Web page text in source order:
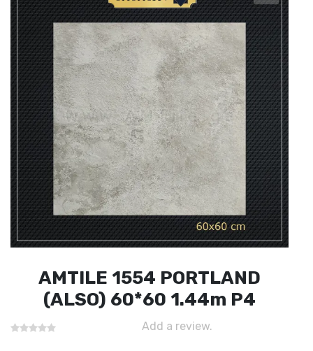
AMTILE 1554 PORTLAND
(ALSO) 60*60 1.44m P4
Add a review.